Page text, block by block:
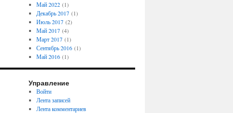
Май 2022(1)
Декабрь 2017(1)
Июль 2017(2)
Май 2017(4)
Март 2017(1)
Сентябрь 2016(1)
Май 2016(1)
Управление
Войти
Лента записей
Лента комментариев